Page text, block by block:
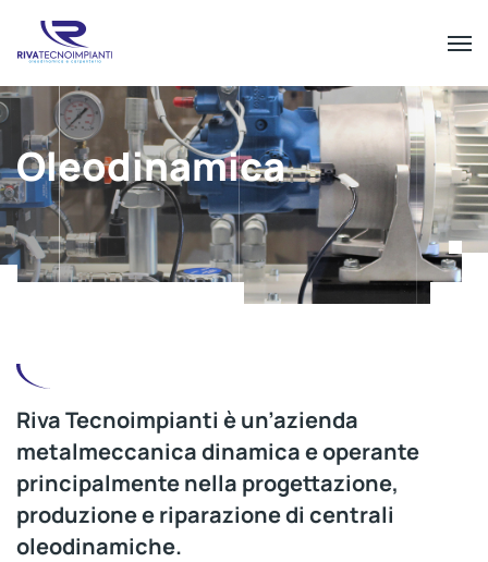
Oleodinamica
Riva Tecnoimpianti è un’azienda
metalmeccanicadinamica e operante
principalmente nella progettazione,
produzione e riparazione di centrali
oleodinamiche.